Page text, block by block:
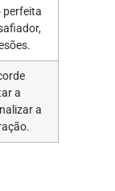
perfeita
a
a